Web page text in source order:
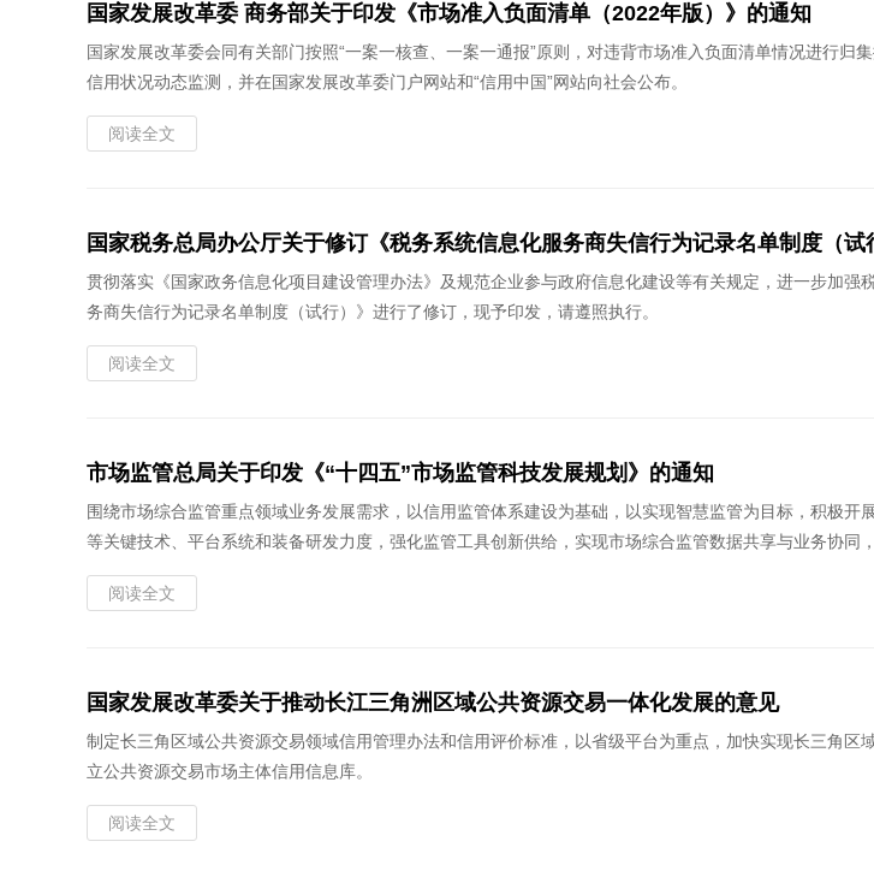
国家发展改革委 商务部关于印发《市场准入负面清单（2022年版）》的通知
国家发展改革委会同有关部门按照“一案一核查、一案一通报”原则，对违背市场准入负面清单情况进行
信用状况动态监测，并在国家发展改革委门户网站和“信用中国”网站向社会公布。
阅读全文
国家税务总局办公厅关于修订《税务系统信息化服务商失信行为记录名单制度（试
贯彻落实《国家政务信息化项目建设管理办法》及规范企业参与政府信息化建设等有关规定，进一步加
务商失信行为记录名单制度（试行）》进行了修订，现予印发，请遵照执行。
阅读全文
市场监管总局关于印发《“十四五”市场监管科技发展规划》的通知
围绕市场综合监管重点领域业务发展需求，以信用监管体系建设为基础，以实现智慧监管为目标，积极
等关键技术、平台系统和装备研发力度，强化监管工具创新供给，实现市场综合监管数据共享与业务协同
阅读全文
国家发展改革委关于推动长江三角洲区域公共资源交易一体化发展的意见
制定长三角区域公共资源交易领域信用管理办法和信用评价标准，以省级平台为重点，加快实现长三角
立公共资源交易市场主体信用信息库。
阅读全文